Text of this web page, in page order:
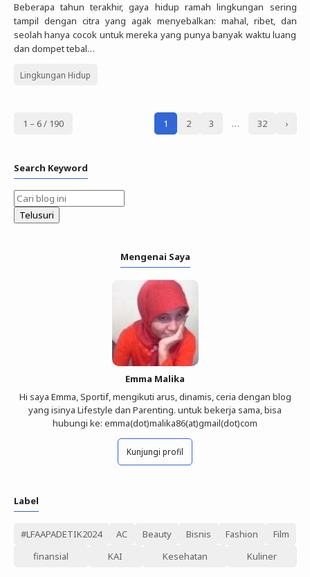
Beberapa tahun terakhir, gaya hidup ramah lingkungan sering
tampil dengan citra yang agak menyebalkan: mahal, ribet, dan
seolah hanya cocok untuk mereka yang punya banyak waktu luang
dan dompet tebal…
Lingkungan Hidup
1 – 6 / 190 1 2 3 … 32 ›
Search Keyword
Mengenai Saya
Emma Malika
Hi saya Emma, Sportif, mengikuti arus, dinamis, ceria dengan blog
yang isinya Lifestyle dan Parenting. untuk bekerja sama, bisa
hubungi ke: emma(dot)malika86(at)gmail(dot)com
Kunjungi profil
Label
#LFAAPADETIK2024 AC Beauty Bisnis Fashion
Film
finansial
KAI Kesehatan Kuliner